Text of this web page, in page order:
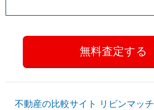
不動産の比較サイト リビンマッチ